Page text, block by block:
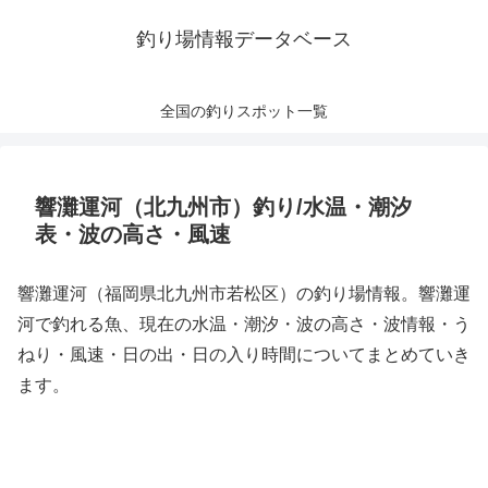
釣り場情報データベース
全国の釣りスポット一覧
響灘運河（北九州市）釣り/水温・潮汐
表・波の高さ・風速
響灘運河（福岡県北九州市若松区）の釣り場情報。響灘運
河で釣れる魚、現在の水温・潮汐・波の高さ・波情報・う
ねり・風速・日の出・日の入り時間についてまとめていき
ます。